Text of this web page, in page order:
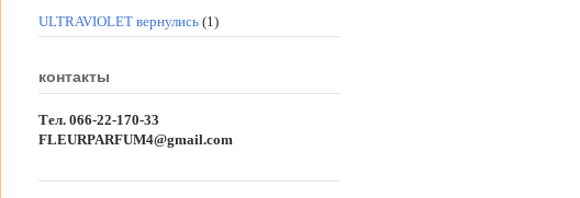
ULTRAVIOLET вернулись (1)
контакты
Тел. 066-22-170-33
FLEURPARFUM4@gmail.com